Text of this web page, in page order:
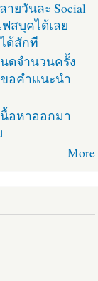
ยวันละ Social
ฟสบุคได้เลย
ด้สักที
ดจำนวนครั้ง
อคำเเนะนำ
อหาออกมา
More